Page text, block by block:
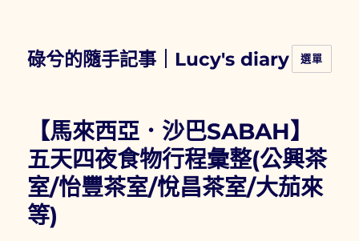
碌兮的隨手記事｜Lucy's diary 選單
【馬來西亞．沙巴SABAH】
五天四夜食物行程彙整(公興茶
室/怡豐茶室/悅昌茶室/大茄來
等)